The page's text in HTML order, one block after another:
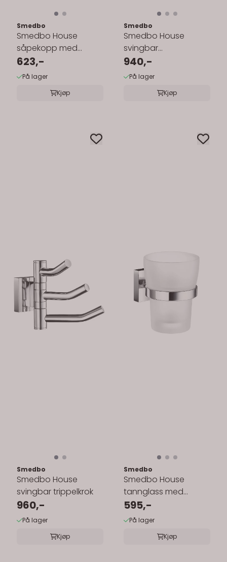
Smedbo
Smedbo House
såpekopp med
holder - porselen
623,-
På lager
Kjøp
Smedbo
Smedbo House
svingbar
håndklestang
940,-
På lager
Kjøp
Smedbo
Smedbo House
svingbar trippelkrok
960,-
På lager
Kjøp
Smedbo
Smedbo House
tannglass med
holder - frostet glass
595,-
På lager
Kjøp